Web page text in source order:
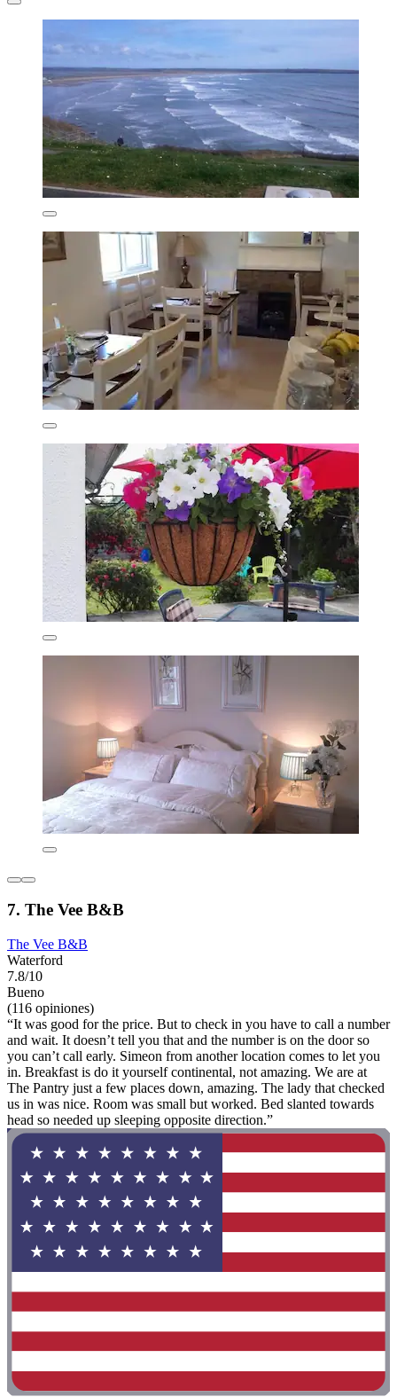
7. The Vee B&B
The Vee B&B
Waterford
7.8/10
Bueno
(116 opiniones)
“It was good for the price. But to check in you have to call a number
and wait. It doesn’t tell you that and the number is on the door so
you can’t call early. Simeon from another location comes to let you
in. Breakfast is do it yourself continental, not amazing. We are at
The Pantry just a few places down, amazing. The lady that checked
us in was nice. Room was small but worked. Bed slanted towards
head so needed up sleeping opposite direction.”